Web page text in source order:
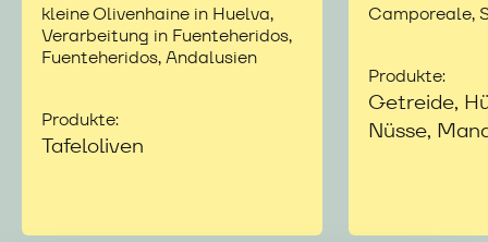
kleine Olivenhaine in Huelva,
Verarbeitung in Fuenteheridos,
Fuenteheridos, Andalusien
Produkte:
Tafeloliven
Camporeale,
Produkte:
Getreide,
Nüsse,